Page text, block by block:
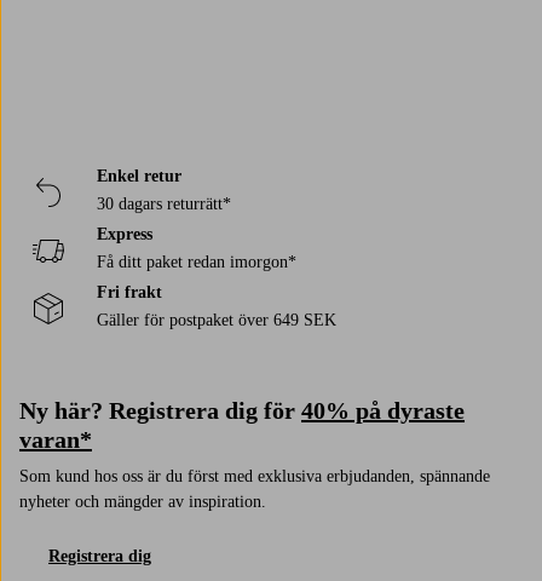
Enkel retur
30 dagars returrätt*
Express
Få ditt paket redan imorgon*
Fri frakt
Gäller för postpaket över 649 SEK
Ny här? Registrera dig för 40% på dyraste
varan*
Som kund hos oss är du först med exklusiva erbjudanden, spännande
nyheter och mängder av inspiration.
Registrera dig